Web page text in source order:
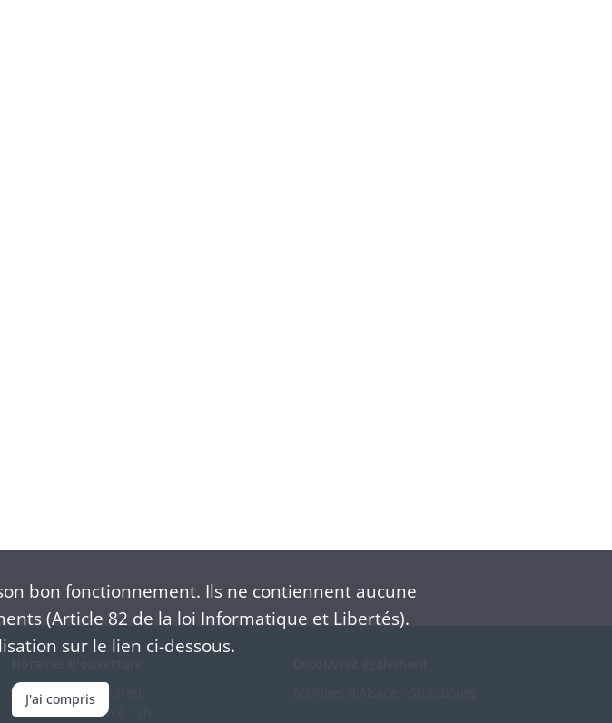
Du mardi au vendredi
en continu de 9h à 17h
bon fonctionnement. Ils ne contiennent aucune
(Article 82 de la loi Informatique et Libertés).
sur le lien ci-dessous.
J'ai compris